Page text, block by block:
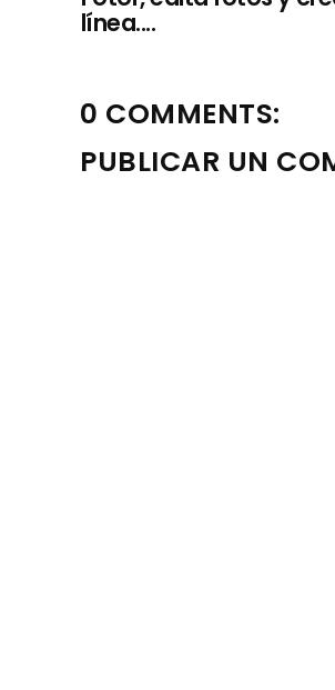
línea....
0 COMMENTS:
PUBLICAR UN